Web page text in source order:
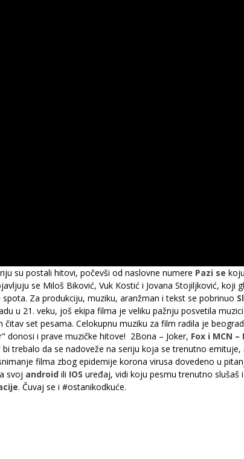
su postali hitovi, počevši od naslovne numere Pazi se
se Miloš Biković, Vuk Kostić i Jovana Stojiljković, koji
Za produkciju, muziku, aranžman i tekst se pobrinuo
u 21. veku, još ekipa filma je veliku pažnju posvetila
set pesama. Celokupnu muziku za film radila je
donosi i prave muzičke hitove! 2Bona – Joker, Fox i MCN –
trebalo da se nadoveže na seriju koja se trenutno
filma zbog epidemije korona virusa dovedeno u
svoj android ili IOS uređaj, vidi koju pesmu trenutno
. Čuvaj se i #ostanikodkuće.